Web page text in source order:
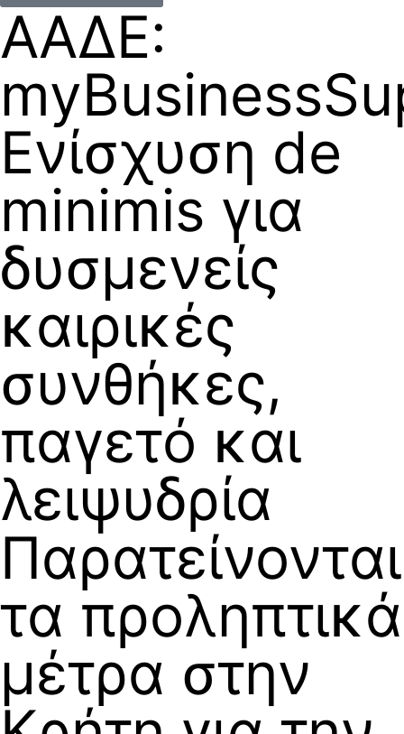
ΑΑΔΕ:
Ενίσχυση de
minimis για
δυσμενείς
καιρικές
συνθήκες,
παγετό και
λειψυδρία
Παρατείνονται
τα προληπτικά
μέτρα στην